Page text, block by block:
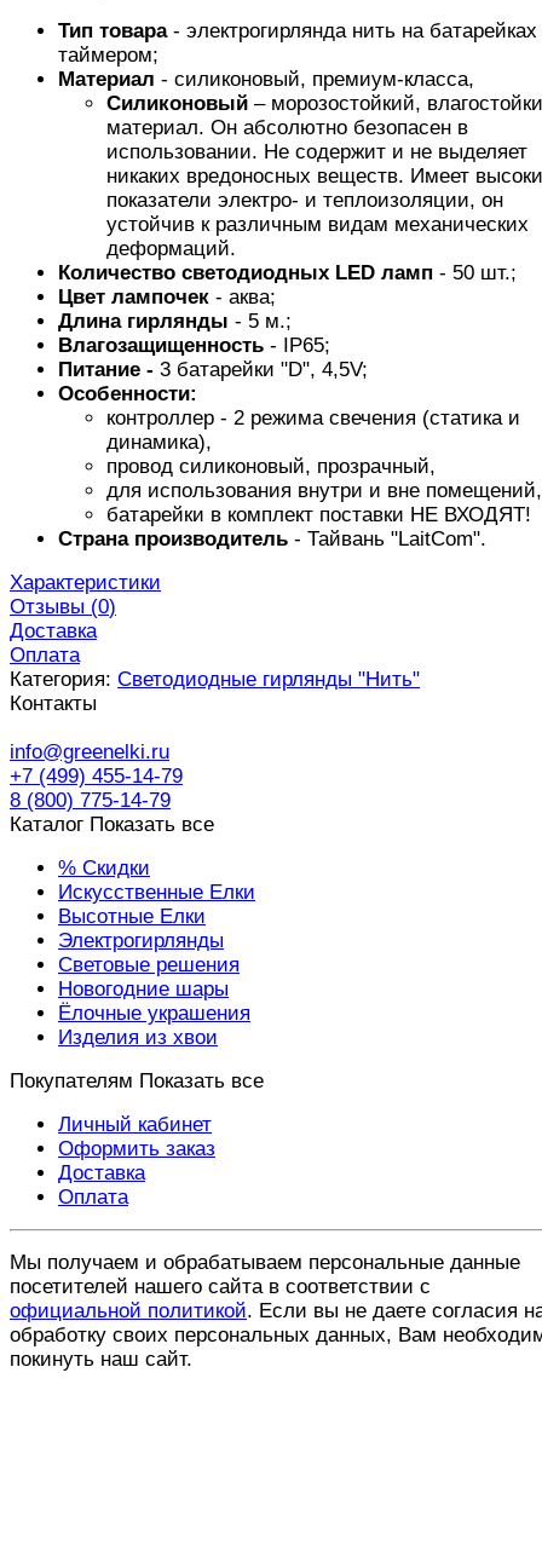
Тип товара- электрогирлянда нить на батарейках
таймером;
Материал - силиконовый, премиум-класса,
Силиконовый – морозостойкий,
материал. Он абсолютно безопасен в
использовании. Не содержит и не выделяет
никаких вредоносных веществ. Имеет
показатели электро- и теплоизоляции, он
устойчив к различным видам механических
деформаций.
Количество светодиодных LED ламп - 50 шт.;
Цвет лампочек - аква;
Длинагирлянды - 5 м.;
Влагозащищенность - IP65;
Питание - 3 батарейки "D", 4,5V;
Особенности:
контроллер - 2 режима свечения (статика и
динамика),
провод силиконовый, прозрачный,
для использования внутри и вне помещений,
батарейки в комплект поставки НЕ ВХОДЯТ!
Страна производитель - Тайвань "LaitCom".
Характеристики
Отзывы (0)
Доставка
Оплата
Категория: Светодиодные гирлянды "Нить"
Контакты
info@greenelki.ru
+7 (499) 455-14-79
8 (800) 775-14-79
Каталог Показать все
% Скидки
Искусственные Елки
Высотные Елки
Электрогирлянды
Световые решения
Новогодние шары
Ёлочные украшения
Изделия из хвои
Покупателям Показать все
Личный кабинет
Оформить заказ
Доставка
Оплата
Мы получаем и обрабатываем персональные данные
посетителей нашего сайта в соответствии с
официальной политикой. Если вы не даете согласия
обработку своих персональных данных, Вам
покинуть наш сайт.